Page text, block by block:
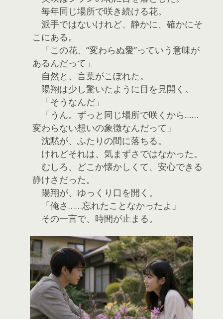
毎年同じ場所で咲き続ける花。
派手ではないけれど、静かに、確かにそ
こにある。
「この花、“変わらぬ愛”っていう意味が
あるんだって」
自然と、言葉がこぼれた。
陽翔は少し驚いたように目を見開く。
「そうなんだ」
「うん。ずっと同じ場所で咲くから……
変わらない想いの象徴なんだって」
沈黙が、ふたりの間に落ちる。
けれどそれは、気まずさではなかった。
むしろ、どこか懐かしくて、安心できる
静けさだった。
陽翔が、ゆっくり口を開く。
「俺さ……忘れたことなかったよ」
その一言で、時間が止まる。